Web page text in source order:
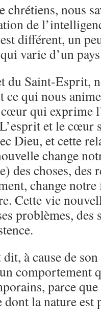
chrétiens, nous
de
différent, un
varie d’un
du Saint-Esprit,
ce qui nous
qui exprime
et le cœur
Dieu, et cette
change
des choses, des
change notre
Cette vie
problèmes,
à cause de
comportement
parce
dont la nature est